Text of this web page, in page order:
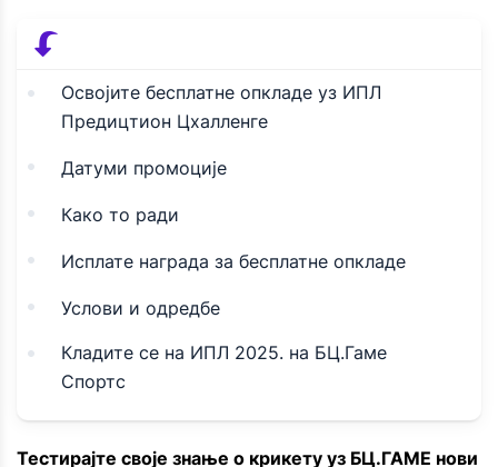
Освојите бесплатне опкладе уз ИПЛ
Предицтион Цхалленге
Датуми промоције
Како то ради
Исплате награда за бесплатне опкладе
Услови и одредбе
Кладите се на ИПЛ 2025. на БЦ.Гаме
Спортс
Тестирајте своје знање о крикету уз БЦ.ГАМЕ нови